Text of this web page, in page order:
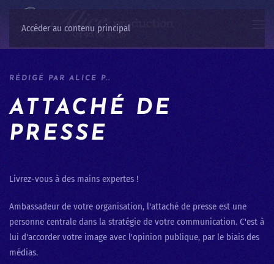
Accéder au contenu principal
RÉDIGÉ PAR ALICE P..
ATTACHÉ DE
PRESSE
Livrez-vous à des mains expertes !
Ambassadeur de votre organisation, l'attaché de presse est une
personne centrale dans la stratégie de votre communication. C'est à
lui d'accorder votre image avec l'opinion publique, par le biais des
médias.